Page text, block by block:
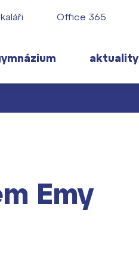
roku
aktuality
Office 365
Emy